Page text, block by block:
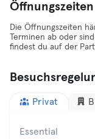
Öffnungszeiten
Die Öffnungszeiten
Terminen ab oder
findest du auf der
Privat
Essential